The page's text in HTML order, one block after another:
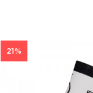
21%